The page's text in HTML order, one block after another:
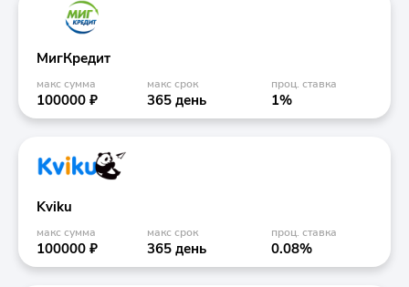
МигКредит
макс сумма
100000 ₽
макс срок
365 день
проц. ставка
1%
Kviku
макс сумма
100000 ₽
макс срок
365 день
проц. ставка
0.08%